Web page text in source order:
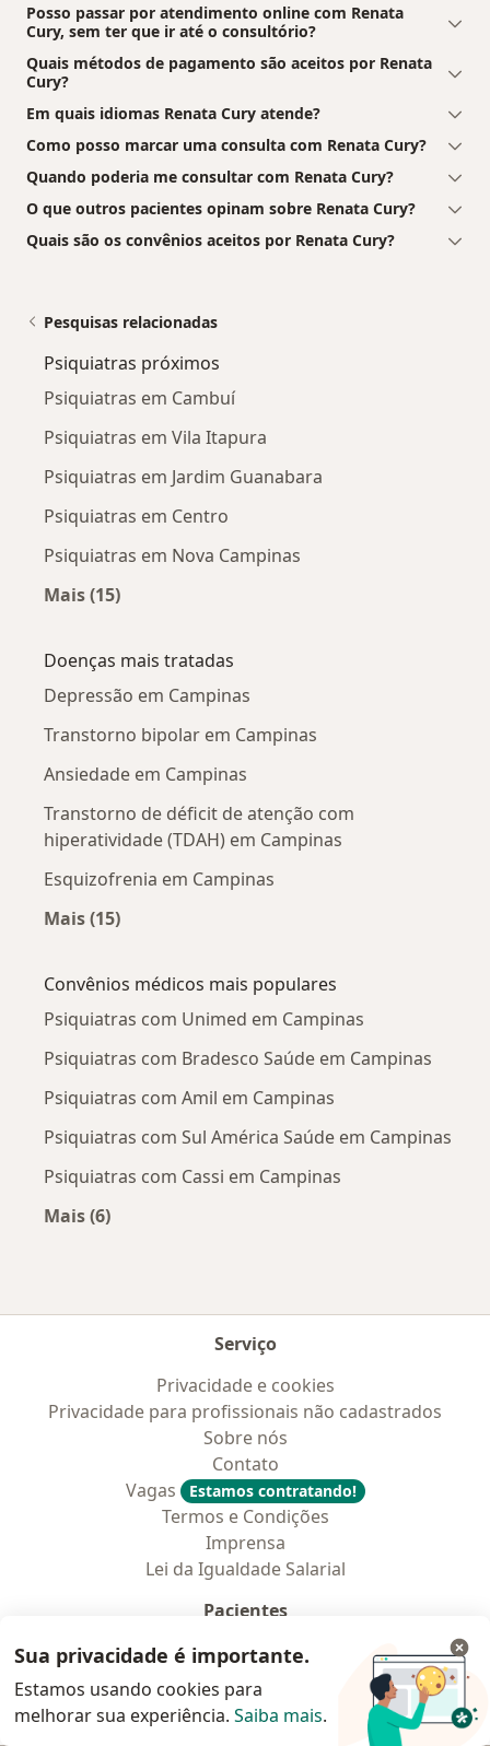
Posso passar por atendimento online com Renata
Cury, sem ter que ir até o consultório?
Quais métodos de pagamento são aceitos por Renata
Cury?
Em quais idiomas Renata Cury atende?
Como posso marcar uma consulta com Renata Cury?
Quando poderia me consultar com Renata Cury?
O que outros pacientes opinam sobre Renata Cury?
Quais são os convênios aceitos por Renata Cury?
Pesquisas relacionadas
Psiquiatras próximos
Psiquiatras em Cambuí
Psiquiatras em Vila Itapura
Psiquiatras em Jardim Guanabara
Psiquiatras em Centro
Psiquiatras em Nova Campinas
Mais (15)
Doenças mais tratadas
Depressão em Campinas
Transtorno bipolar em Campinas
Ansiedade em Campinas
Transtorno de déficit de atenção com
hiperatividade (TDAH) em Campinas
Esquizofrenia em Campinas
Mais (15)
Convênios médicos mais populares
Psiquiatras com Unimed em Campinas
Psiquiatras com Bradesco Saúde em Campinas
Psiquiatras com Amil em Campinas
Psiquiatras com Sul América Saúde em Campinas
Psiquiatras com Cassi em Campinas
Mais (6)
Serviço
Privacidade e cookies
Privacidade para profissionais não cadastrados
Sobre nós
Contato
Vagas
Estamos contratando!
Termos e Condições
Imprensa
Lei da Igualdade Salarial
Pacientes
Especialistas
Clínicas e Hospitais
Planos de saúde
Pergunte ao especialista
Sua privacidade é importante.
Estamos usando cookies para
melhorar sua experiência. Saiba mais.